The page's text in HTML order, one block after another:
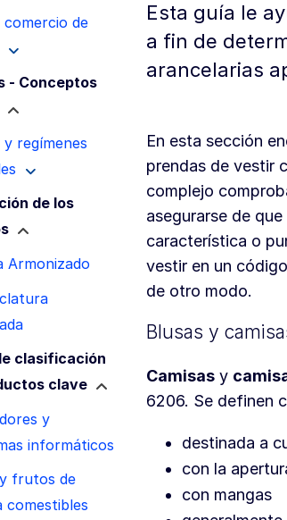
comercio de
- Conceptos
regímenes
de los
Armonizado
clasificación
clave
y
informáticos
frutos de
comestibles
Esta guía le
a fin de
arancelarias
En esta sección
prendas de vestir
complejo
asegurarse de
característica o
vestir en un
de otro modo.
Blusas y
Camisas y
6206. Se definen
destinada a
con la
con mangas